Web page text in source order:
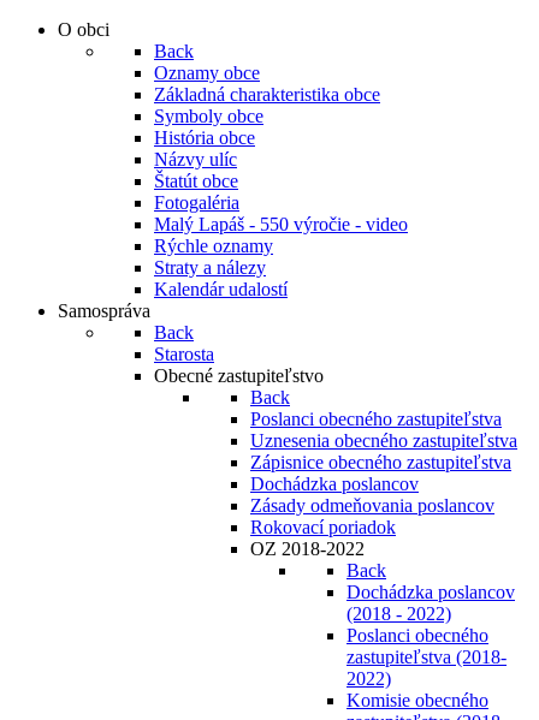
O obci
Back
Oznamy obce
Základná charakteristika obce
Symboly obce
História obce
Názvy ulíc
Štatút obce
Fotogaléria
Malý Lapáš - 550 výročie - video
Rýchle oznamy
Straty a nálezy
Kalendár udalostí
Samospráva
Back
Starosta
Obecné zastupiteľstvo
Back
Poslanci obecného zastupiteľstva
Uznesenia obecného zastupiteľstva
Zápisnice obecného zastupiteľstva
Dochádzka poslancov
Zásady odmeňovania poslancov
Rokovací poriadok
OZ 2018-2022
Back
Dochádzka poslancov
(2018 - 2022)
Poslanci obecného
zastupiteľstva (2018-
2022)
Komisie obecného